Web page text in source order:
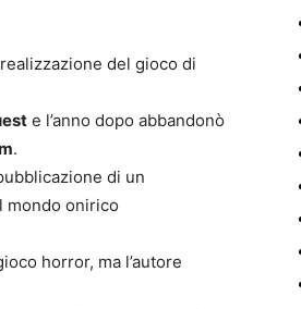
del gioco di
e l’anno dopo abbandonò
.
di un
mondo onirico
horror, ma l’autore